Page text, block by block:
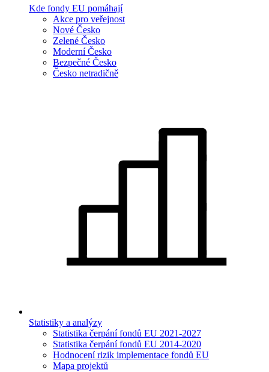
Kde fondy EU pomáhají
Akce pro veřejnost
Nové Česko
Zelené Česko
Moderní Česko
Bezpečné Česko
Česko netradičně
Statistiky a analýzy
Statistika čerpání fondů EU 2021-2027
Statistika čerpání fondů EU 2014-2020
Hodnocení rizik implementace fondů EU
Mapa projektů